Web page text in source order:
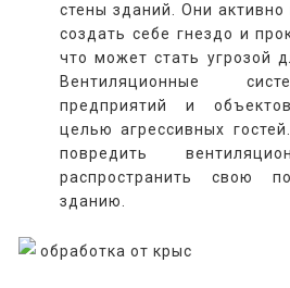
стены зданий. Они
создать себе гнездо и
что может стать угрозой
Вентиляционные
предприятий и
целью агрессивных
повредить
распространить свою
зданию.